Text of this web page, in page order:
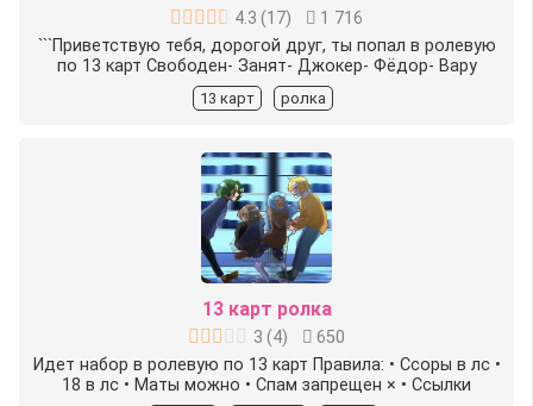
4.3 (17)
1 716
```Приветствую тебя, дорогой друг, ты попал в ролевую
по 13 карт Свободен-️ Занят- Джокер-️ Фёдор-️ Вару
13 карт ролка
13 карт ролка
3 (4)
650
Идет набор в ролевую по 13 карт Правила: • Ссоры в лс •
18 в лс • Маты можно • Спам запрещен × • Ссылки